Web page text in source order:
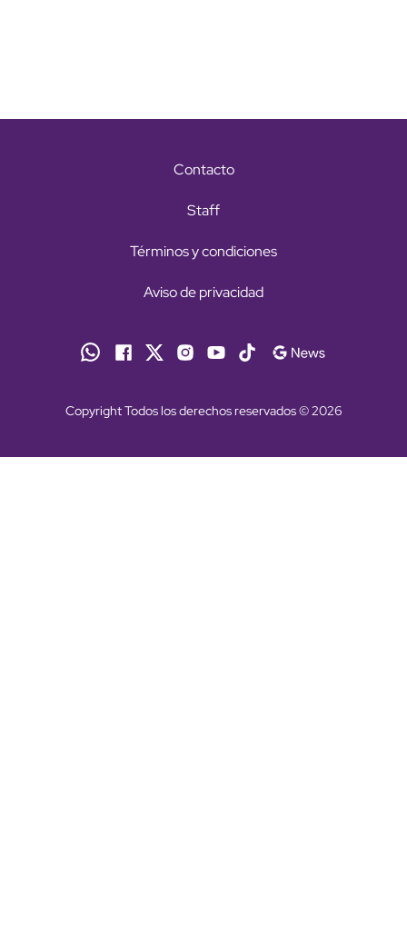
Contacto
Staff
Términos y condiciones
Aviso de privacidad
Copyright Todos los derechos reservados © 2026